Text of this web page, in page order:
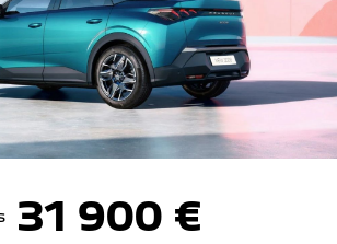
31 900 €